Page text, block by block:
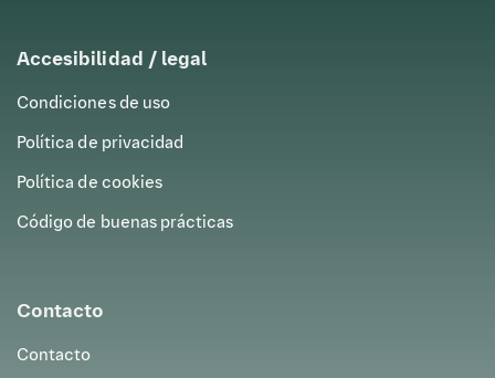
Accesibilidad / legal
Condiciones de uso
Política de privacidad
Política de cookies
Código de buenas prácticas
Contacto
Contacto